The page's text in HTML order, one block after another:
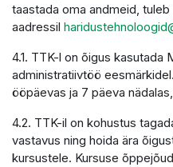
taastada oma andmeid,
aadressil
4.1. TTK-l on õigus kasutada
administratiivtöö
ööpäevas ja 7 päeva
4.2. TTK-il on kohustus
vastavus ning hoida ära
kursustele. Kursuse